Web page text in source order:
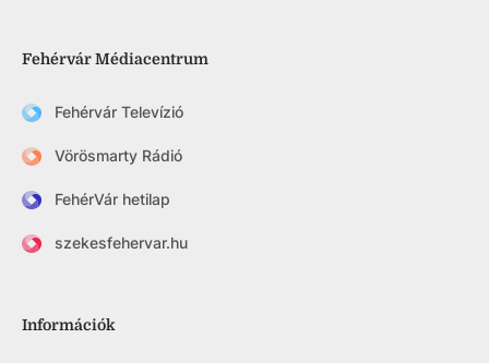
Fehérvár Médiacentrum
Fehérvár Televízió
Vörösmarty Rádió
FehérVár hetilap
szekesfehervar.hu
Információk